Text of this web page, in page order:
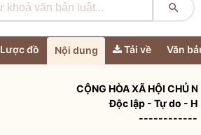

Lược đồ Nội dung Tải về Văn
CỘNG HÒA XÃ HỘI CHỦ
Độc lập - Tự do -